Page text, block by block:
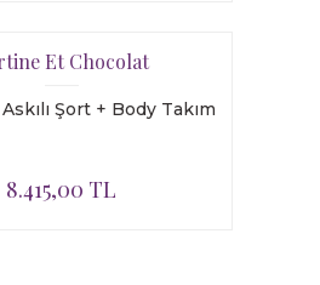
Et Chocolat
Şort + Body Takım
8.415,00 TL